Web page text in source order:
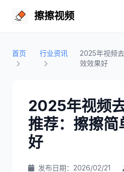
擦擦视频
首页 行业资讯
2025年视频
效效果好
2025年视频
推荐：擦擦简
好
发布日期：2026/02/21